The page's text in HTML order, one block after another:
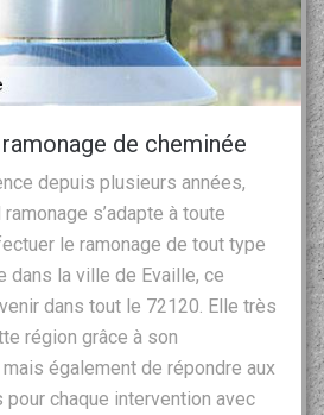
de cheminée
depuis plusieurs années,
s’adapte à toute
le ramonage de tout type
dans la ville de Evaille, ce
dans tout le 72120. Elle très
région grâce à son
également de répondre aux
chaque intervention avec